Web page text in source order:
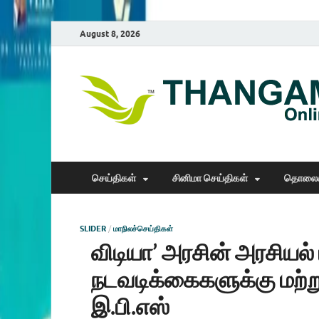
August 8, 2026
செய்திகள் சினிமா செய்திகள்
SLIDER / மாநிலச்செய்திகள்
விடியா’ அரசின்
நடவடிக்கைகளுக்கு
இ.பி.எஸ்